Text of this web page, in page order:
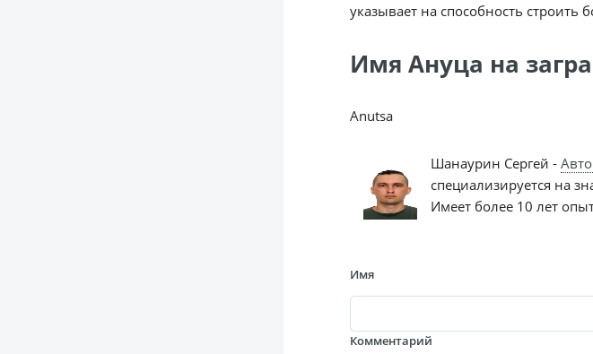
указывает на способность строить
Имя Ануца на
Anutsa
Шанаурин Сергей -
специализируется на
Имеет более 10 лет
Имя
Комментарий